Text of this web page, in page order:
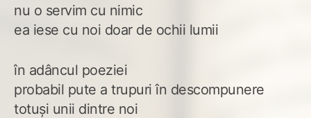
nu o servim cu nimic
ea iese cu noi doar de ochii lumii
în adâncul poeziei
probabil pute a trupuri în descompunere
totuși unii dintre noi